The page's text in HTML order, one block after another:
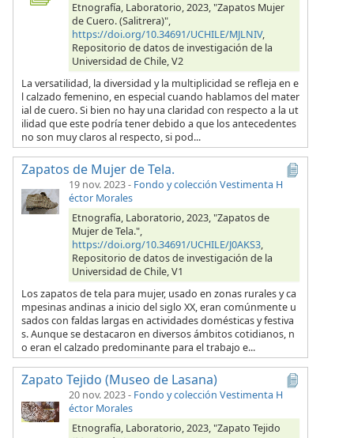
Etnografía, Laboratorio, 2023, "Zapatos Mujer
de Cuero. (Salitrera)",
https://doi.org/10.34691/UCHILE/MJLNIV,
Repositorio de datos de investigación de la
Universidad de Chile, V2
La versatilidad, la diversidad y la multiplicidad se refleja en e
l calzado femenino, en especial cuando hablamos del mater
ial de cuero. Si bien no hay una claridad con respecto a la ut
ilidad que este podría tener debido a que los antecedentes
no son muy claros al respecto, si pod...
Zapatos de Mujer de Tela.
19 nov. 2023- Fondo y colección Vestimenta H
éctor Morales
Etnografía, Laboratorio, 2023, "Zapatos de
Mujer de Tela.",
https://doi.org/10.34691/UCHILE/J0AKS3,
Repositorio de datos de investigación de la
Universidad de Chile, V1
Los zapatos de tela para mujer, usado en zonas rurales y ca
mpesinas andinas a inicio del siglo XX, eran comúnmente u
sados con faldas largas en actividades domésticas y festiva
s. Aunque se destacaron en diversos ámbitos cotidianos, n
o eran el calzado predominante para el trabajo e...
Zapato Tejido (Museo de Lasana)
20 nov. 2023- Fondo y colección Vestimenta H
éctor Morales
Etnografía, Laboratorio, 2023, "Zapato Tejido